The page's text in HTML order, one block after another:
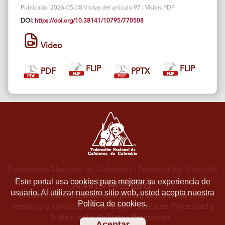
Publicado: 2026-05-08 Visitas del artículo 97 | Visitas PDF
DOI: https://doi.org/10.38141/10795/770508
Video
PDF FLIP PPTX FLIP
Este portal usa cookies para mejorar su experiencia de
usuario. Al utilizar nuestro sitio web, usted acepta nuestra
Política de cookies.
Federación Nacional de Cafeteros | Powered by: Cenicafé
Al continuar utilizando este portal, aceptas nuestros
Términos y condiciones de usoyPolítica de Privacidad y
Tratamiento de Datos Personales